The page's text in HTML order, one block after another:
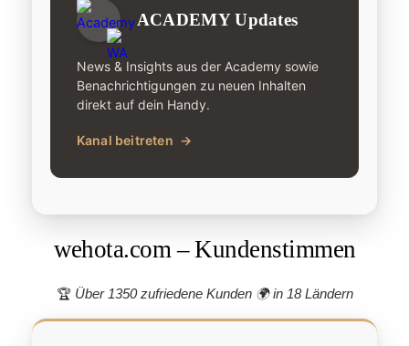
ACADEMY Updates
News & Insights aus der Academy sowie
Benachrichtigungen zu neuen Inhalten
direkt auf dein Handy.
Kanal beitreten →
wehota.com – Kundenstimmen
🏆 Über 1350 zufriedene Kunden 🌍 in 18 Ländern